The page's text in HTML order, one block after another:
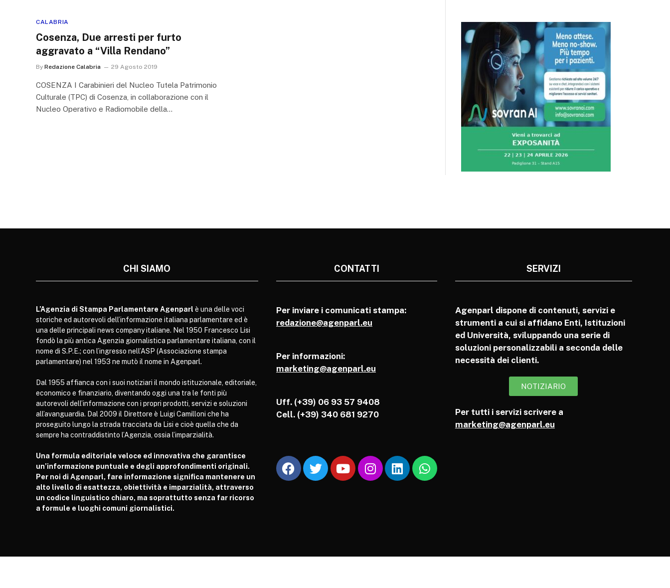
CALABRIA
Cosenza, Due arresti per furto
aggravato a “Villa Rendano”
By Redazione Calabria 29 Agosto 2019
COSENZA I Carabinieri del Nucleo Tutela Patrimonio
Culturale (TPC) di Cosenza, in collaborazione con il
Nucleo Operativo e Radiomobile della…
CHI SIAMO
L’Agenzia di Stampa Parlamentare Agenparl è una delle voci
storiche ed autorevoli dell’informazione italiana parlamentare ed è
una delle principali news company italiane. Nel 1950 Francesco Lisi
fondò la più antica Agenzia giornalistica parlamentare italiana, con il
nome di S.P.E.; con l’ingresso nell’ASP (Associazione stampa
parlamentare) nel 1953 ne mutò il nome in Agenparl.
Dal 1955 affianca con i suoi notiziari il mondo istituzionale, editoriale,
economico e finanziario, diventando oggi una tra le fonti più
autorevoli dell’informazione con i propri prodotti, servizi e soluzioni
all’avanguardia. Dal 2009 il Direttore è Luigi Camilloni che ha
proseguito lungo la strada tracciata da Lisi e cioè quella che da
sempre ha contraddistinto l’Agenzia, ossia l’imparzialità.
Una formula editoriale veloce ed innovativa che garantisce
un’informazione puntuale e degli approfondimenti originali.
Per noi di Agenparl, fare informazione significa mantenere un
alto livello di esattezza, obiettività e imparzialità, attraverso
un codice linguistico chiaro, ma soprattutto senza far ricorso
a formule e luoghi comuni giornalistici.
CONTATTI
Per inviare i comunicati stampa:
redazione@agenparl.eu
Per informazioni:
marketing@agenparl.eu
Uff. (+39) 06 93 57 9408
Cell. (+39) 340 681 9270
SERVIZI
Agenparl dispone di contenuti, servizi e
strumenti a cui si affidano Enti, Istituzioni
ed Università, sviluppando una serie di
soluzioni personalizzabili a seconda delle
necessità dei clienti.
NOTIZIARIO
Per tutti i servizi scrivere a
marketing@agenparl.eu